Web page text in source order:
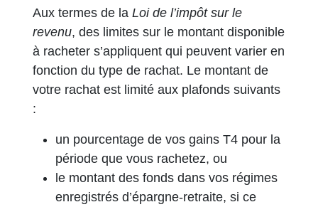
Aux termes de laLoi de l’impôt sur le
revenu, des limites sur le montant disponible
à racheter s’appliquent qui peuvent varier en
fonction du type de rachat. Le montant de
votre rachat est limité aux plafonds suivants
:
un pourcentage de vos gains T4 pour la
période que vous rachetez, ou
le montant des fonds dans vos régimes
enregistrés d’épargne-retraite, si ce